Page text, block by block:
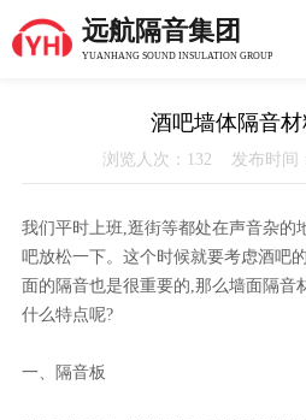
远航隔音集团
YUANHANG SOUND INSULATION GROUP
酒吧墙体隔音
浏览人次：132 发布时间
我们平时上班,逛街等都处在声音杂的
吧放松一下。这个时候就要考虑酒吧
面的隔音也是很重要的,那么墙面隔音
什么特点呢?
一、隔音板